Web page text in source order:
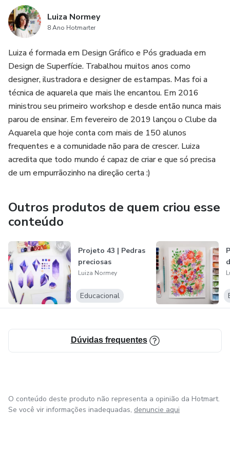
Luiza Normey
8 Ano Hotmarter
Luiza é formada em Design Gráfico e Pós graduada em
Design de Superfície. Trabalhou muitos anos como
designer, ilustradora e designer de estampas. Mas foi a
técnica de aquarela que mais lhe encantou. Em 2016
ministrou seu primeiro workshop e desde então nunca mais
parou de ensinar. Em fevereiro de 2019 lançou o Clube da
Aquarela que hoje conta com mais de 150 alunos
frequentes e a comunidade não para de crescer. Luiza
acredita que todo mundo é capaz de criar e que só precisa
de um empurrãozinho na direção certa :)
Outros produtos de quem criou esse
conteúdo
Projeto 43 | Pedras
preciosas
Luiza Normey
Educacional
Dúvidas frequentes
O conteúdo deste produto não representa a opinião da Hotmart.
Se você vir informações inadequadas, denuncie aqui